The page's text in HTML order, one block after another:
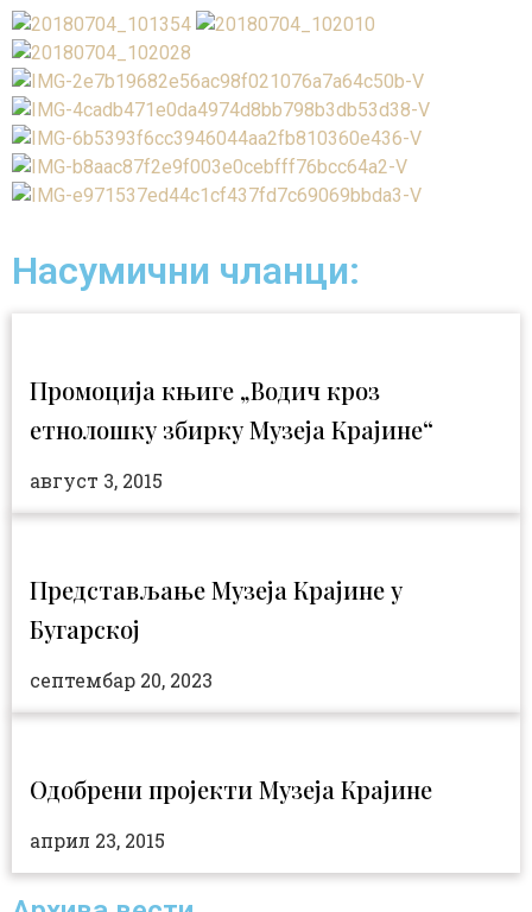
Насумични чланци:
Промоција књиге „Водич кроз
етнолошку збирку Музеја Крајине“
август 3, 2015
Представљање Музеја Крајине у
Бугарској
септембар 20, 2023
Одобрени пројекти Музеја Крајине
април 23, 2015